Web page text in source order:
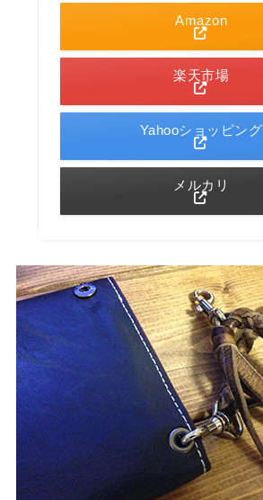
Amazon
楽天市場
Yahooショッピング
メルカリ